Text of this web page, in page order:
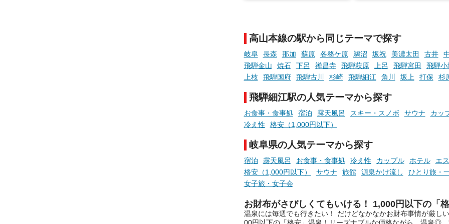
まったスポットが続々登場して
います。
現地取材記事もあわせて紹介し
ていますので、気になる施設は
ぜひチェックして次のおでかけ
先の参考にしてみてください
手相やタロットなど気軽に
める占いで、“ととのう”お
時間を、もっと特別に。
高山本線の駅から同じテーマで探す
岐阜 長森 那加 蘇原 各務ケ原 鵜沼 坂祝 美濃太田 古井
飛騨金山
焼石 下呂 禅昌寺 飛騨萩原 上呂 飛騨宮田
飛騨小
上枝
飛騨国府 飛騨古川 杉崎 飛騨細江 角川 坂上 打保 杉
飛騨細江駅の人気テーマから探す
お食事・食事処 宿泊 露天風呂 スキー・スノボ サウナ
カッ
冷え性
格安（1,000円以下）
岐阜県の人気テーマから探す
宿泊 露天風呂 お食事・食事処 冷え性 カップル ホテル
エ
格安（1,000円以下）
サウナ 旅館 源泉かけ流し
ひとり旅・
女子旅・女子会
お財布がさびしくてもいける！ 1,000円以下の「
温泉には毎週でも行きたい！ だけどなかなかお財布事情が厳し